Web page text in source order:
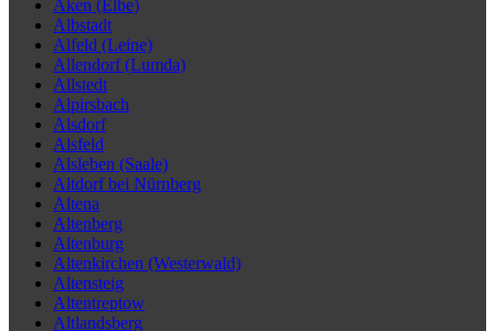
Aken (Elbe)
Albstadt
Alfeld (Leine)
Allendorf (Lumda)
Allstedt
Alpirsbach
Alsdorf
Alsfeld
Alsleben (Saale)
Altdorf bei Nürnberg
Altena
Altenberg
Altenburg
Altenkirchen (Westerwald)
Altensteig
Altentreptow
Altlandsberg